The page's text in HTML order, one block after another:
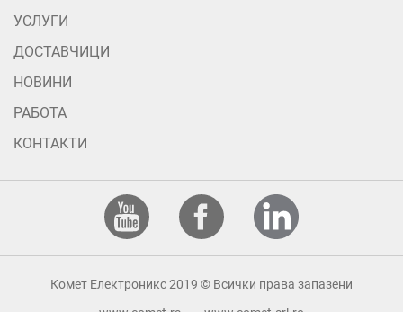
УСЛУГИ
ДОСТАВЧИЦИ
НОВИНИ
РАБОТА
КОНТАКТИ
Комет Електроникс 2019 © Всички права запазени